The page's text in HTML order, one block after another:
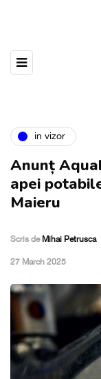
in vizor
Anunț
apei
Maieru
Scris de Mihai Petrusca
,27 March 2025